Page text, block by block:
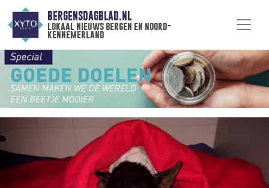
BERGENSDAGBLAD.NL
lokaal nieuws bergen en noord-
kennemerland